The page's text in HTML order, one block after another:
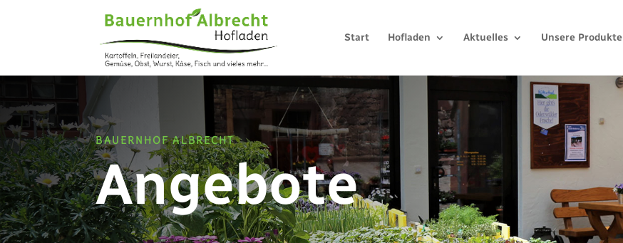
Start Hofladen Aktuelles Unsere Produkte
BAUERNHOF ALBRECHT
Angebote